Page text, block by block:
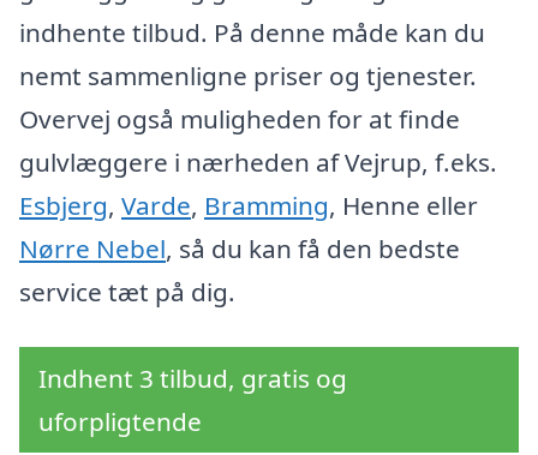
indhente tilbud. På denne måde kan du
nemt sammenligne priser og tjenester.
Overvej også muligheden for at finde
gulvlæggere i nærheden af Vejrup, f.eks.
Esbjerg, Varde, Bramming, Henne eller
Nørre Nebel, så du kan få den bedste
service tæt på dig.
Indhent 3 tilbud, gratis og
uforpligtende